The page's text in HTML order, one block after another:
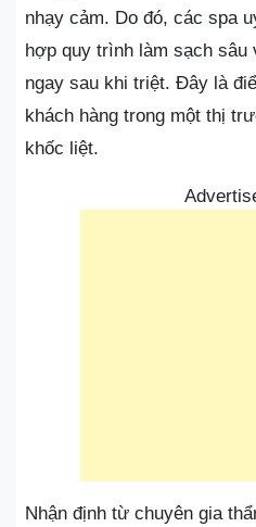
nhạy cảm. Do đó, các spa
hợp quy trình làm sạch sâu
ngay sau khi triệt. Đây là
khách hàng trong một thị
khốc liệt.
Nhận định từ chuyên gia